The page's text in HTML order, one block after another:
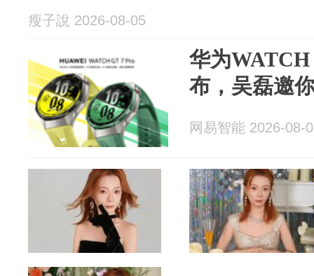
瘦子說 2026-08-05
华为
布，吴磊邀
网易智能 2026-08-